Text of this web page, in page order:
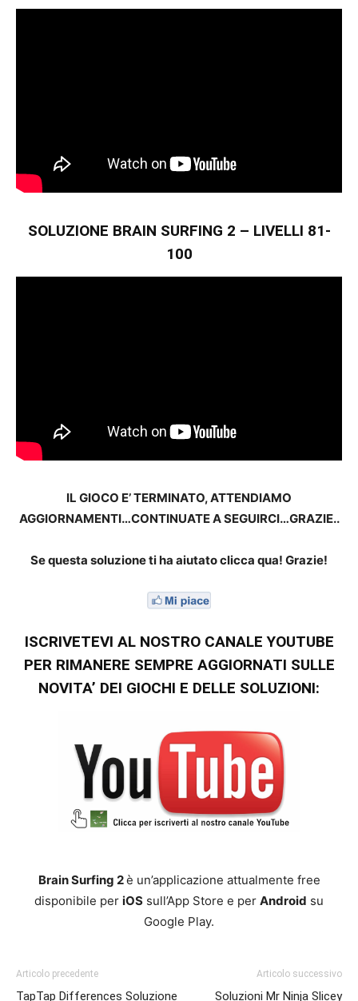
SOLUZIONE BRAIN SURFING 2 – LIVELLI 81-
100
IL GIOCO E’ TERMINATO, ATTENDIAMO
AGGIORNAMENTI…CONTINUATE A SEGUIRCI…GRAZIE..
Se questa soluzione ti ha aiutato clicca qua! Grazie!
ISCRIVETEVI AL NOSTRO CANALE YOUTUBE
PER RIMANERE SEMPRE AGGIORNATI SULLE
NOVITA’ DEI GIOCHI E DELLE SOLUZIONI:
Brain Surfing 2è un’applicazione attualmente free
disponibile per iOS sull’App Store e per Android su
Google Play.
Articolo precedente
TapTap Differences Soluzione
Articolo successivo
Soluzioni Mr Ninja Slicey